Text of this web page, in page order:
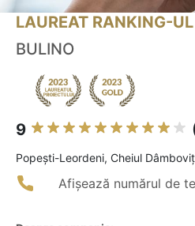
LAUREAT RANKING-
BULINO
9
Popeşti-Leordeni, Cheiul
Afișează numărul de